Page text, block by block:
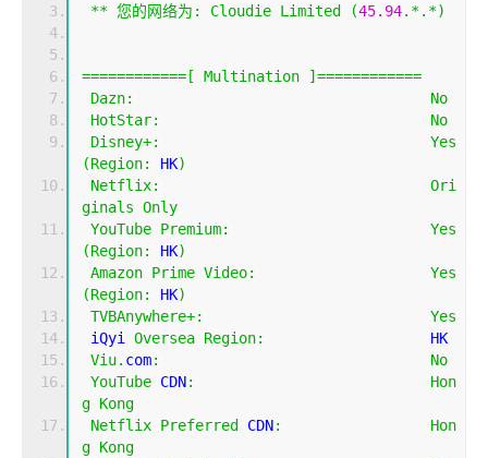
** 您的网络为: Cloudie Limited (45.94.*.*)
============[ Multination
]============
Dazn:
No
HotStar:
No
Disney+:
Yes
(Region: HK)
Netflix:
Ori
ginals Only
YouTube Premium:
Yes
(Region: HK)
Amazon Prime Video:
Yes
(Region: HK)
TVBAnywhere+:
Yes
iQyi Oversea Region:
                   HK
Viu. com:
No
YouTube CDN:
Hon
g Kong
Netflix Preferred CDN:
Hon
g Kong